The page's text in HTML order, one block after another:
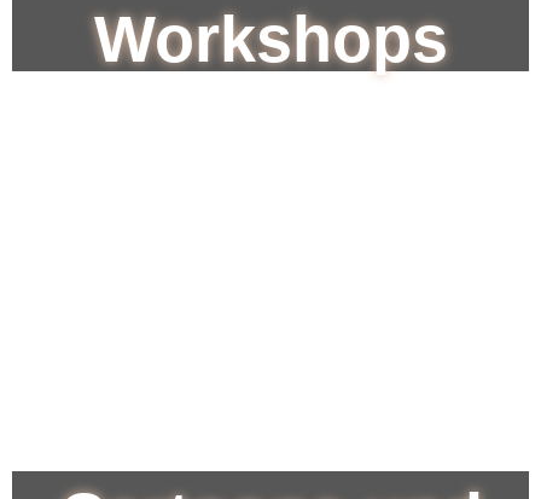
Workshops